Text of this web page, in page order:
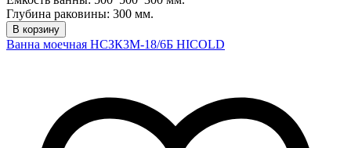
Глубина раковины: 300 мм.
В корзину
Ванна моечная НСЗК3М-18/6Б HICOLD